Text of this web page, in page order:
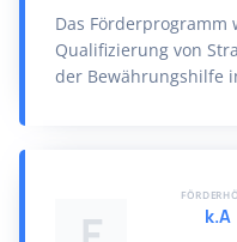
Das
Qualifizierung von
der Bewährungshilfe
k.A